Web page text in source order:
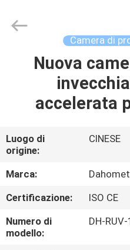
CASA
PRODOTTI
CIRCA
NOI
GIRO
DELLA
FABBRICA
Reserved.
Developed
Camera di
Nuova
accelerata
Luogo di
origine:
CINESE
Marca:
Certificazione:
ISO CE
Numero di
modello:
DH-RUV-